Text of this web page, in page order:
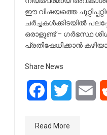
ഈ വിഷയത്തെ
ചർച്ചകൾക്കിടയിൽ
ഒരാളുണ്ട് – ഗർഭസ്ഥ
പ്രതിഷേധിക്കാൻ
Share News
FacebookTwitter
Read More